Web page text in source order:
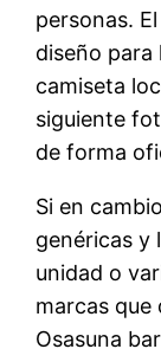
personas.
diseño para
camiseta
siguiente
de forma
Si en
genéricas y
unidad o
marcas que
Osasuna